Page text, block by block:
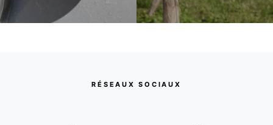
RÉSEAUX SOCIAUX